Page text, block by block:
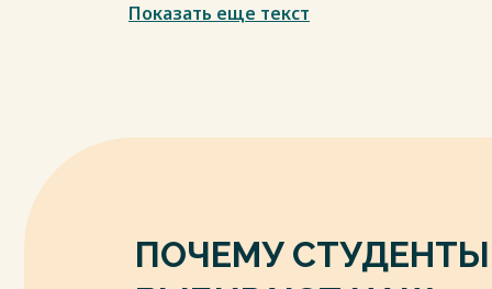
ред. от 27.12.2018 // Собрание
7. Положение о Министерстве
Показать еще текст
ПОЧЕМУ СТУДЕНТЫ